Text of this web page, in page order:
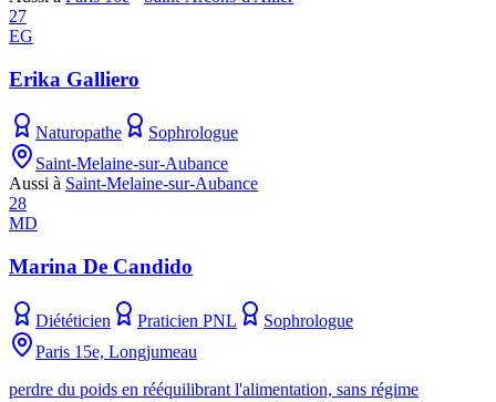
27
EG
Erika Galliero
Naturopathe
Sophrologue
Saint-Melaine-sur-Aubance
Aussi à Saint-Melaine-sur-Aubance
28
MD
Marina De Candido
Diététicien Praticien PNL
Sophrologue
Paris 15e, Longjumeau
perdre du poids en rééquilibrant l'alimentation, sans régime